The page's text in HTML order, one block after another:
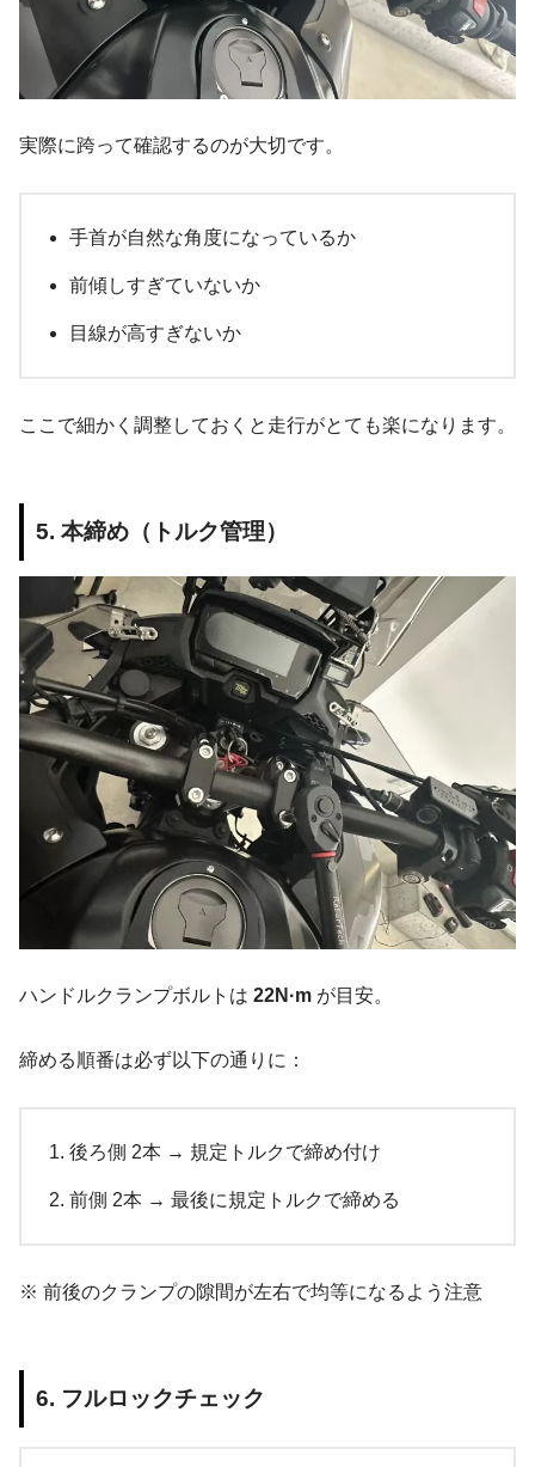
実際に跨って確認するのが大切です。
手首が自然な角度になっているか
前傾しすぎていないか
目線が高すぎないか
ここで細かく調整しておくと走行がとても楽になります。
5. 本締め（トルク管理）
ハンドルクランプボルトは 22N·m が目安。
締める順番は必ず以下の通りに：
後ろ側 2本 → 規定トルクで締め付け
前側 2本 → 最後に規定トルクで締める
※ 前後のクランプの隙間が左右で均等になるよう注意
6. フルロックチェック